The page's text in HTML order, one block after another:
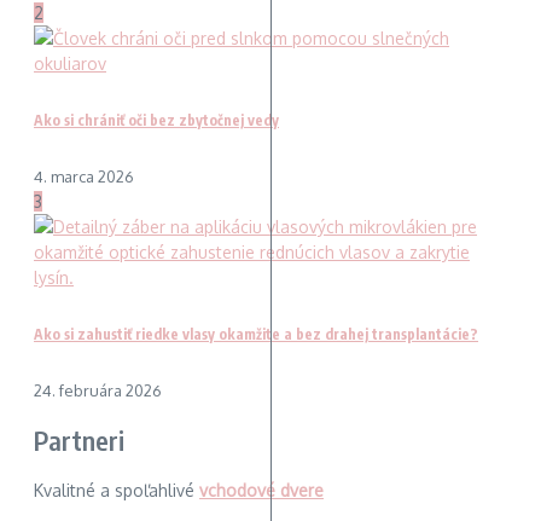
2
Ako si chrániť oči bez zbytočnej vedy
4. marca 2026
3
Ako si zahustiť riedke vlasy okamžite a bez drahej transplantácie?
24. februára 2026
Partneri
Kvalitné a spoľahlivé vchodové dvere